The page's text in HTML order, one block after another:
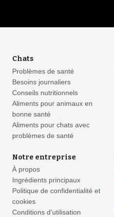
Chats
Problèmes de santé
Besoins journaliers
Conseils nutritionnels
Aliments pour animaux en
bonne santé
Aliments pour chats avec
problèmes de santé
Notre entreprise
À propos
Ingrédients principaux
Politique de confidentialité et
cookies
Conditions d'utilisation